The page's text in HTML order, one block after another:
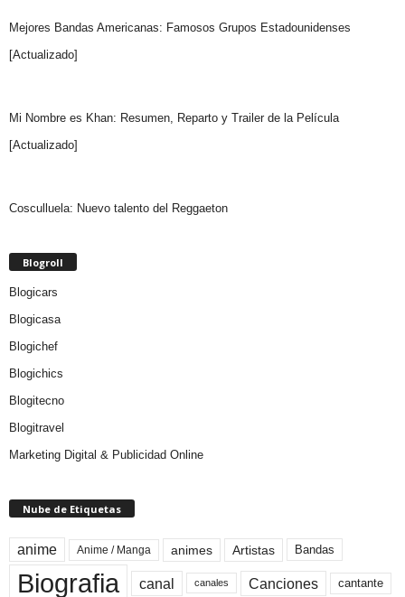
Mejores Bandas Americanas: Famosos Grupos Estadounidenses
[Actualizado]
Mi Nombre es Khan: Resumen, Reparto y Trailer de la Película
[Actualizado]
Cosculluela: Nuevo talento del Reggaeton
Blogroll
Blogicars
Blogicasa
Blogichef
Blogichics
Blogitecno
Blogitravel
Marketing Digital & Publicidad Online
Nube de Etiquetas
anime Anime / Manga animes Artistas Bandas
Biografia canal canales Canciones cantante